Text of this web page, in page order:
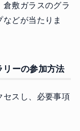
敷ガラスのグラ
どが当たりま
リーの参加方法
セスし、必要事項